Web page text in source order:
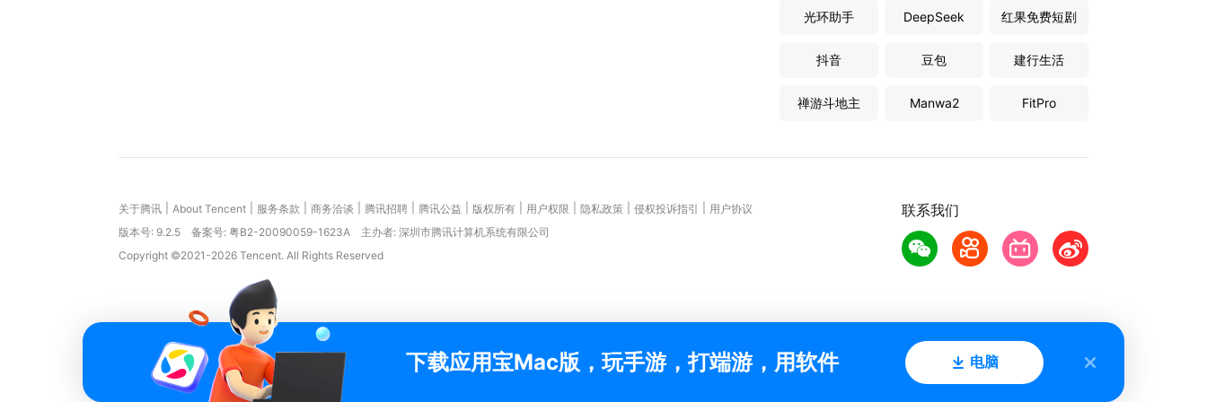
光环助手 DeepSeek 红果免费短剧
抖音 豆包 建行生活
禅游斗地主 Manwa2 FitPro
联系我们
关于腾讯 About Tencent 服务条款 商务洽谈 腾讯招聘 腾讯公益 版权所有 用户权限 隐私政策 侵权投诉指引
用户协议
版本号: 9.2.5 备案号: 粤B2-20090059-1623A
主办者: 深圳市腾讯计算机系统有限公司
Copyright ©2021-2026 Tencent. All Rights Reserved
下载应用宝Mac版，玩手游，打端游，用软件 电脑